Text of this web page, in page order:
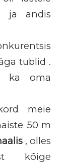
ja andis
tublid .
ka oma
meie
50 m
, olles
kõige